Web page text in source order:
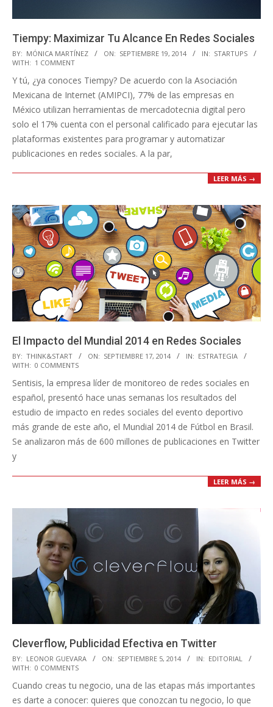
Tiempy: Maximizar Tu Alcance En Redes Sociales
2014-
09-
19
BY: MÓNICA MARTÍNEZ ON: SEPTIEMBRE 19, 2014 IN: STARTUPS
WITH: 1 COMMENT
Y tú, ¿ya conoces Tiempy? De acuerdo con la Asociación
Mexicana de Internet (AMIPCI), 77% de las empresas en
México utilizan herramientas de mercadotecnia digital pero
solo el 17% cuenta con el personal calificado para ejecutar las
plataformas existentes para programar y automatizar
publicaciones en redes sociales. A la par,
LEER MÁS →
El Impacto del Mundial 2014 en Redes Sociales
2014-
09-
17
BY: THINK&START ON: SEPTIEMBRE 17, 2014 IN: ESTRATEGIA
WITH: 0 COMMENTS
Sentisis, la empresa líder de monitoreo de redes sociales en
español, presentó hace unas semanas los resultados del
estudio de impacto en redes sociales del evento deportivo
más grande de este año, el Mundial 2014 de Fútbol en Brasil.
Se analizaron más de 600 millones de publicaciones en Twitter
y
LEER MÁS →
Cleverflow, Publicidad Efectiva en Twitter
2014-
09-
05
BY: LEONOR GUEVARA ON: SEPTIEMBRE 5, 2014 IN: EDITORIAL
WITH: 0 COMMENTS
Cuando creas tu negocio, una de las etapas más importantes
es darte a conocer: quieres que conozcan tu negocio, lo que